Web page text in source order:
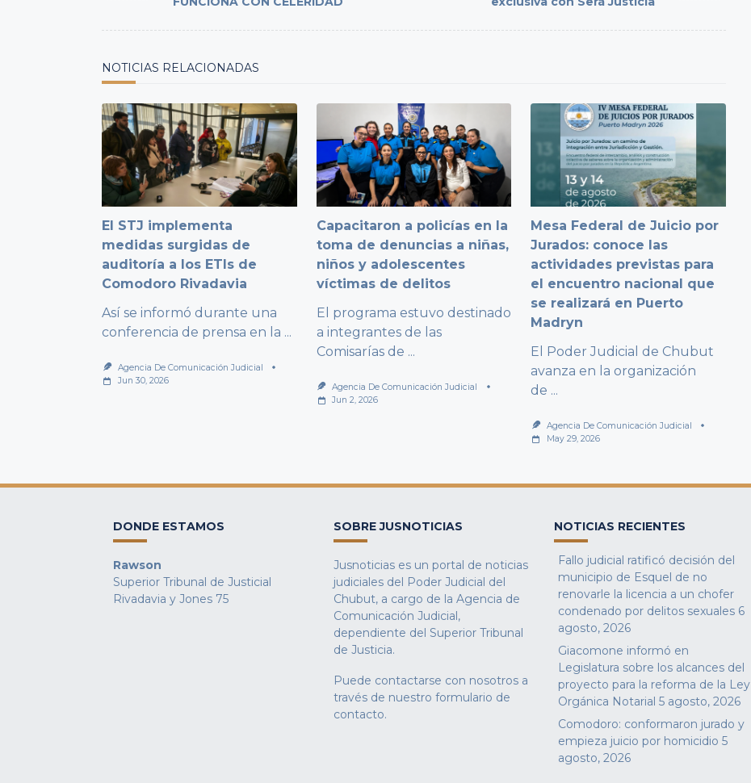
NOTICIAS RELACIONADAS
El STJ implementa
medidas surgidas de
auditoría a los ETIs de
Comodoro Rivadavia
Así se informó durante una
conferencia de prensa en la ...
Agencia De Comunicación Judicial
Jun 30, 2026
Capacitaron a policías en la
toma de denuncias a niñas,
niños y adolescentes
víctimas de delitos
El programa estuvo destinado
a integrantes de las
Comisarías de ...
Agencia De Comunicación Judicial
Jun 2, 2026
Mesa Federal de Juicio por
Jurados: conoce las
actividades previstas para
el encuentro nacional que
se realizará en Puerto
Madryn
El Poder Judicial de Chubut
avanza en la organización
de ...
Agencia De Comunicación Judicial
May 29, 2026
DONDE ESTAMOS
Rawson
Superior Tribunal de Justicial
Rivadavia y Jones 75
SOBRE JUSNOTICIAS
Jusnoticias es un portal de noticias
judiciales del Poder Judicial del
Chubut, a cargo de la Agencia de
Comunicación Judicial,
dependiente del Superior Tribunal
de Justicia.
Puede contactarse con nosotros a
través de nuestro formulario de
contacto.
NOTICIAS RECIENTES
Fallo judicial ratificó decisión del
municipio de Esquel de no
renovarle la licencia a un chofer
condenado por delitos sexuales 6
agosto, 2026
Giacomone informó en
Legislatura sobre los alcances del
proyecto para la reforma de la Ley
Orgánica Notarial 5 agosto, 2026
Comodoro: conformaron jurado y
empieza juicio por homicidio 5
agosto, 2026